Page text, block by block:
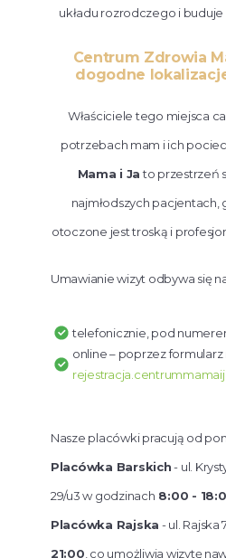
układu rozrodczego i buduje
Centrum Zdrowia
dogodne
Właściciele tego miejsca
potrzebach mam i ich
Mama i Jato przestrzeń
najmłodszych
otoczone jest troską i
Umawianie wizyt odbywa się
telefonicznie, pod
online – poprzez formularz
Nasze placówki pracują od
Placówka Barskich- ul.
29/u3 w godzinach 8:00 -
Placówka Rajska - ul. Rajska
21:00 , co umożliwia wizytę